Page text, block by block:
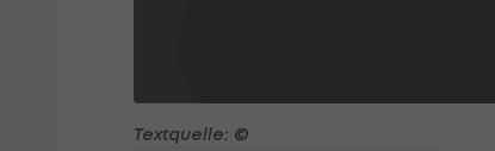
Textquelle: ©